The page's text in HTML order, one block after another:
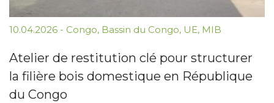
10.04.2026 - Congo, Bassin du Congo, UE, MIB
Atelier de restitution clé pour structurer
la filière bois domestique en République
du Congo